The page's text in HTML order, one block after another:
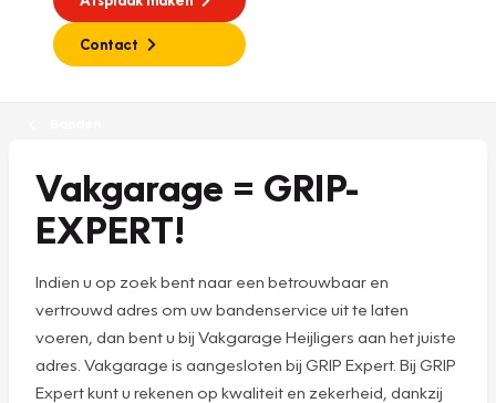
Contact
Vakgarage = GRIP-
EXPERT!
Indien u op zoek bent naar een betrouwbaar en
vertrouwd adres om uw bandenservice uit te laten
voeren, dan bent u bij Vakgarage Heijligers aan het juiste
adres. Vakgarage is aangesloten bij GRIP Expert. Bij GRIP
Expert kunt u rekenen op kwaliteit en zekerheid, dankzij